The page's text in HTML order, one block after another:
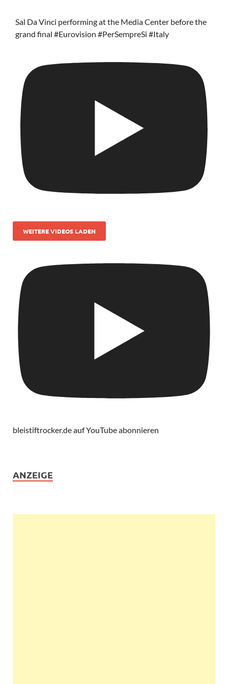
Sal Da Vinci performing at the Media Center before the
grand final #Eurovision #PerSempreSi #Italy
WEITERE VIDEOS LADEN
bleistiftrocker.de auf YouTube abonnieren
ANZEIGE